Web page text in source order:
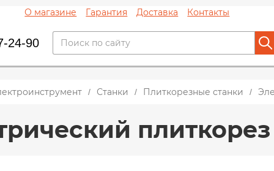
О магазине Гарантия Доставка Контакты
24-90
Станки Плиткорезные станки